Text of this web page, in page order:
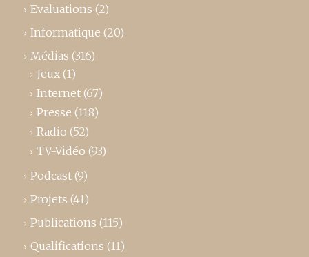
Evaluations (2)
Informatique (20)
Médias (316)
Jeux (1)
Internet (67)
Presse (118)
Radio (52)
TV-Vidéo (93)
Podcast (9)
Projets (41)
Publications (115)
Qualifications (11)